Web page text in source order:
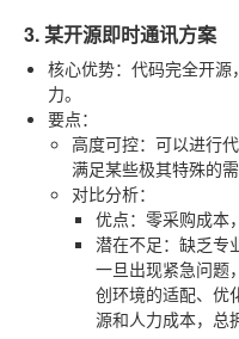
3. 某开源即时通讯方案
核心优势：代码完全开
力。
要点：
高度可控：可以进行
满足某些极其特殊的需
对比分析：
优点：零采购成本
潜在不足：缺乏专
一旦出现紧急问题
创环境的适配、优
源和人力成本，总